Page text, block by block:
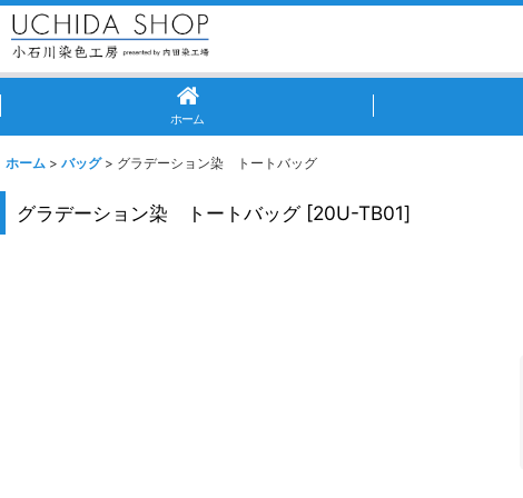
ホーム
ホーム > バッグ > グラデーション染 トートバッグ
グラデーション染 トートバッグ [20U-TB01]